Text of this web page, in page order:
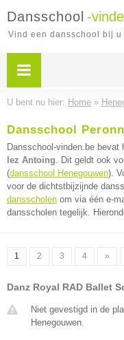
Dansschool -
Vind een dansschool bij
U bent nu hier: Home »
Dansschool
Dansschool-vinden.be bevat
lez Antoing. Dit geldt ook
(dansschool Henegouwen).
voor de dichtstbijzijnde
dansscholen om via één e-
dansscholen tegelijk.
1 2 3 4 »
Danz Royal RAD Ballet
Niet gevestigd in de
Henegouwen.